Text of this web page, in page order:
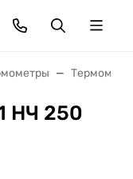
НЧ 250